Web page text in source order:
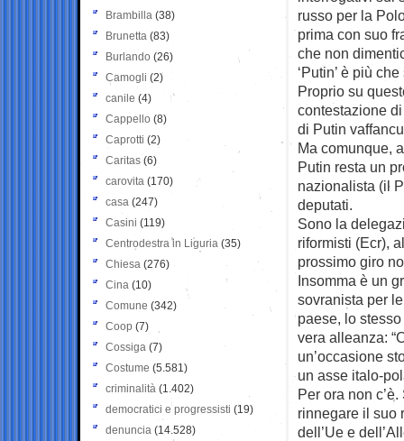
russo per la
prima con suo
che non
‘Putin’ è più
Proprio su
contestazione
di Putin
Ma comunque,
Putin resta un
nazionalista (il
deputati.
Sono la
riformisti (Ecr),
prossimo giro
Insomma è un
sovranista per
paese, lo
vera alleanza:
un’occasione
un asse italo-
Per ora non
rinnegare il suo
dell’Ue e
Brambilla (38)
Brunetta (83)
Burlando (26)
Camogli (2)
canile (4)
Cappello (8)
Caprotti (2)
Caritas (6)
carovita (170)
casa (247)
Casini (119)
Centrodestra in Liguria (35)
Chiesa (276)
Cina (10)
Comune (342)
Coop (7)
Cossiga (7)
Costume (5.581)
criminalità (1.402)
democratici e progressisti (19)
denuncia (14.528)